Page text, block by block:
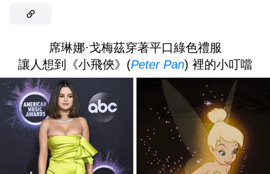
席琳娜·戈梅茲穿著平口綠色禮服
讓人想到《小飛俠》(Peter Pan) 裡的小叮噹